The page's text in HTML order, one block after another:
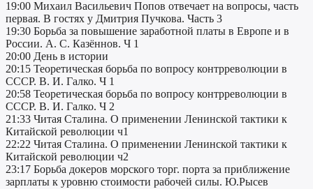
19:00 Михаил Васильевич Попов отвечает на вопросы, часть
первая. В гостях у Дмитрия Пучкова. Часть 3
19:30 Борьба за повышение заработной платы в Европе и в
России. А. С. Казённов. Ч 1
20:00 День в истории
20:15 Теоретическая борьба по вопросу контрреволюции в
СССР. В. И. Галко. Ч 1
20:58 Теоретическая борьба по вопросу контрреволюции в
СССР. В. И. Галко. Ч 2
21:33 Читая Сталина. О применении Ленинской тактики к
Китайской революции ч1
22:22 Читая Сталина. О применении Ленинской тактики к
Китайской революции ч2
23:17 Борьба докеров морского торг. порта за приближение
зарплаты к уровню стоимости рабочей силы. Ю.Рысев